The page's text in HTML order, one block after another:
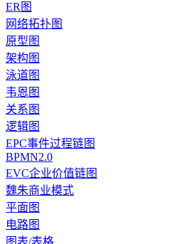
ER图
网络拓扑图
原型图
架构图
泳道图
韦恩图
关系图
逻辑图
EPC事件过程链图
BPMN2.0
EVC企业价值链图
魏朱商业模式
平面图
电路图
图表/表格